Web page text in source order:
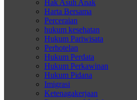
Hak Asuh Anak
Harta Bersama
Perceraian
hukum kesehatan
Hukum Pariwisata
Perhotelan
Hukum Perdata
Hukum Perkawinan
Hukum Pidana
Imigrasi
Ketenagakerjaan